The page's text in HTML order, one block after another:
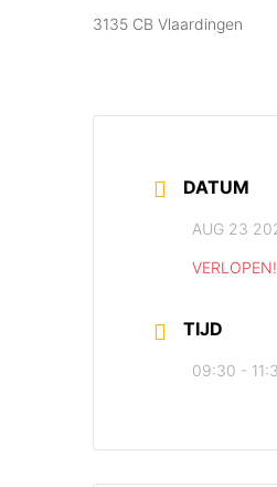
3135 CB Vlaardingen
DATUM
AUG 23
VERLOPEN!
TIJD
09:30 -